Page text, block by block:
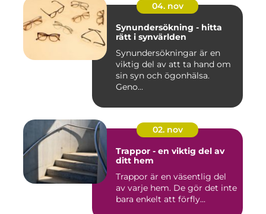
04. nov
Synundersökning - hitta
rätt i synvärlden
Synundersökningar är en
viktig del av att ta hand om
sin syn och ögonhälsa.
Geno...
02. nov
Trappor - en viktig del av
ditt hem
Trappor är en väsentlig del
av varje hem. De gör det inte
bara enkelt att förfly...